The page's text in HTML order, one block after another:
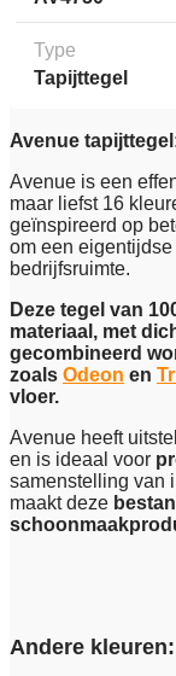
Type
Tapijttegel
Avenue
Avenue is een
maar liefst 16
geïnspireerd op
om een
bedrijfsruimte.
Deze tegel van
materiaal, met
gecombineerd
zoals Odeon en
vloer.
Avenue heeft
en is ideaal voor
samenstelling van
maakt deze
Andere kleuren: